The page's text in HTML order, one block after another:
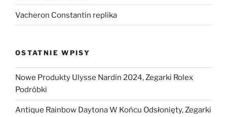
Vacheron Constantin replika
OSTATNIE WPISY
Nowe Produkty Ulysse Nardin 2024, Zegarki Rolex
Podróbki
Antique Rainbow Daytona W Końcu Odsłonięty, Zegarki